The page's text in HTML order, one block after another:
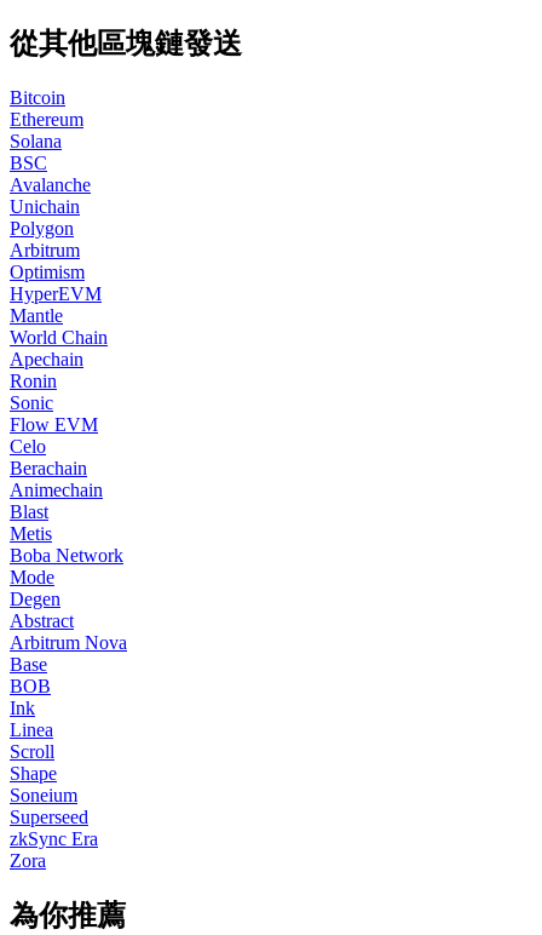
從其他區塊鏈發送
Bitcoin
Ethereum
Solana
BSC
Avalanche
Unichain
Polygon
Arbitrum
Optimism
HyperEVM
Mantle
World Chain
Apechain
Ronin
Sonic
Flow EVM
Celo
Berachain
Animechain
Blast
Metis
Boba Network
Mode
Degen
Abstract
Arbitrum Nova
Base
BOB
Ink
Linea
Scroll
Shape
Soneium
Superseed
zkSync Era
Zora
為你推薦